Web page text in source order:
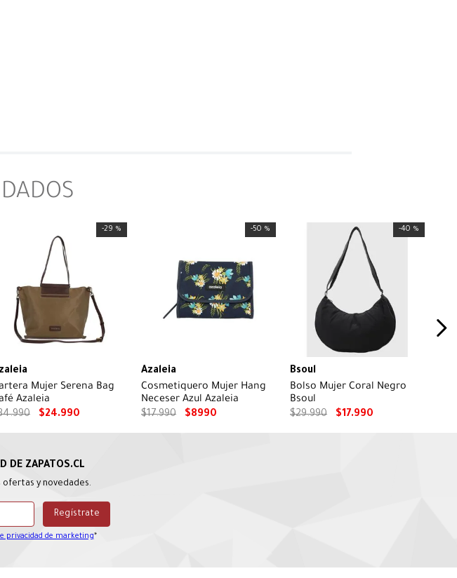
-29 %
Mujer Serena Bag
Azaleia
.990 $24.990
-50 %
Azaleia
Cosmetiquero Mujer Hang
Neceser Azul Azaleia
$17.990 $8990
-40 %
Bsoul
Bolso Mujer Coral Negro
Bsoul
$29.990 $17.990
y novedades.
privacidad de marketing*